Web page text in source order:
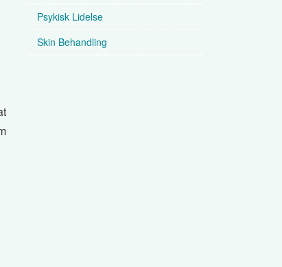
Psykisk Lidelse
Skin Behandling